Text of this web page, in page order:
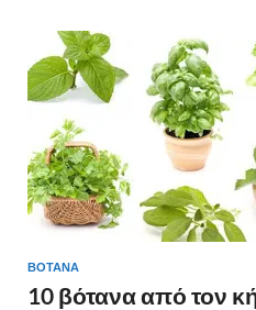
o
o
k
ΒΟΤΑΝΑ
10 βότανα από τον